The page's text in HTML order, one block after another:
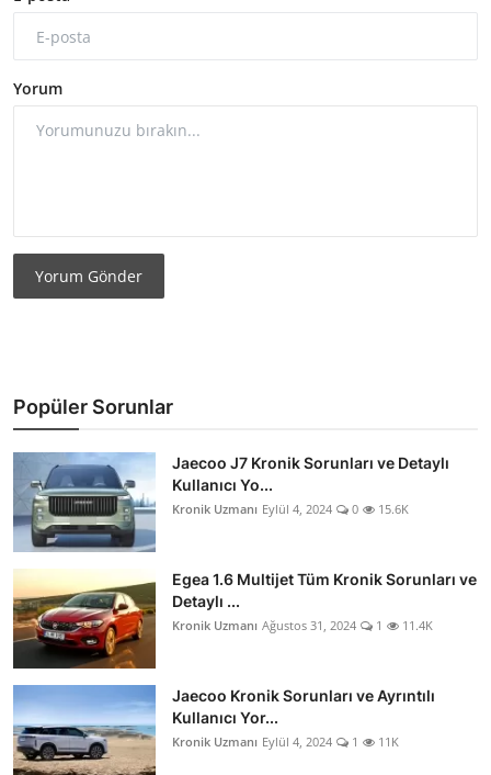
Yorum
Yorum Gönder
Popüler Sorunlar
Jaecoo J7 Kronik Sorunları ve Detaylı
Kullanıcı Yo...
Kronik Uzmanı Eylül 4, 2024 0 15.6K
Egea 1.6 Multijet Tüm Kronik Sorunları ve
Detaylı ...
Kronik Uzmanı Ağustos 31, 2024 1 11.4K
Jaecoo Kronik Sorunları ve Ayrıntılı
Kullanıcı Yor...
Kronik Uzmanı Eylül 4, 2024 1 11K